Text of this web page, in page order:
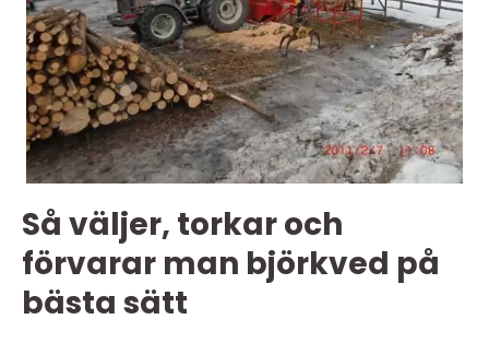
Så väljer, torkar och
förvarar man björkved på
bästa sätt